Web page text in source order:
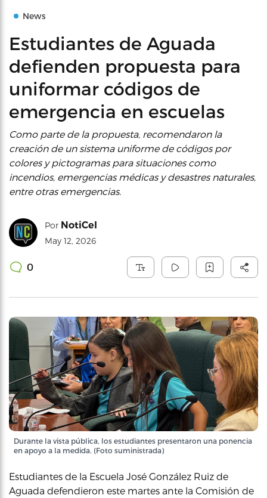
News
Estudiantes de Aguada
defienden propuesta para
uniformar códigos de
emergencia en escuelas
Como parte de la propuesta, recomendaron la
creación de un sistema uniforme de códigos por
colores y pictogramas para situaciones como
incendios, emergencias médicas y desastres naturales,
entre otras emergencias.
Por NotiCel
May 12, 2026
0
Durante la vista pública, los estudiantes presentaron una ponencia
en apoyo a la medida. (Foto suministrada)
Estudiantes de la Escuela José González Ruiz de
Aguada defendieron este martes ante la Comisión de